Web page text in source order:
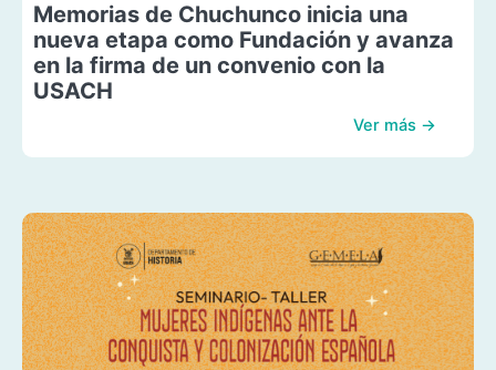
Memorias de Chuchunco inicia una
nueva etapa como Fundación y avanza
en la firma de un convenio con la
USACH
Ver más →